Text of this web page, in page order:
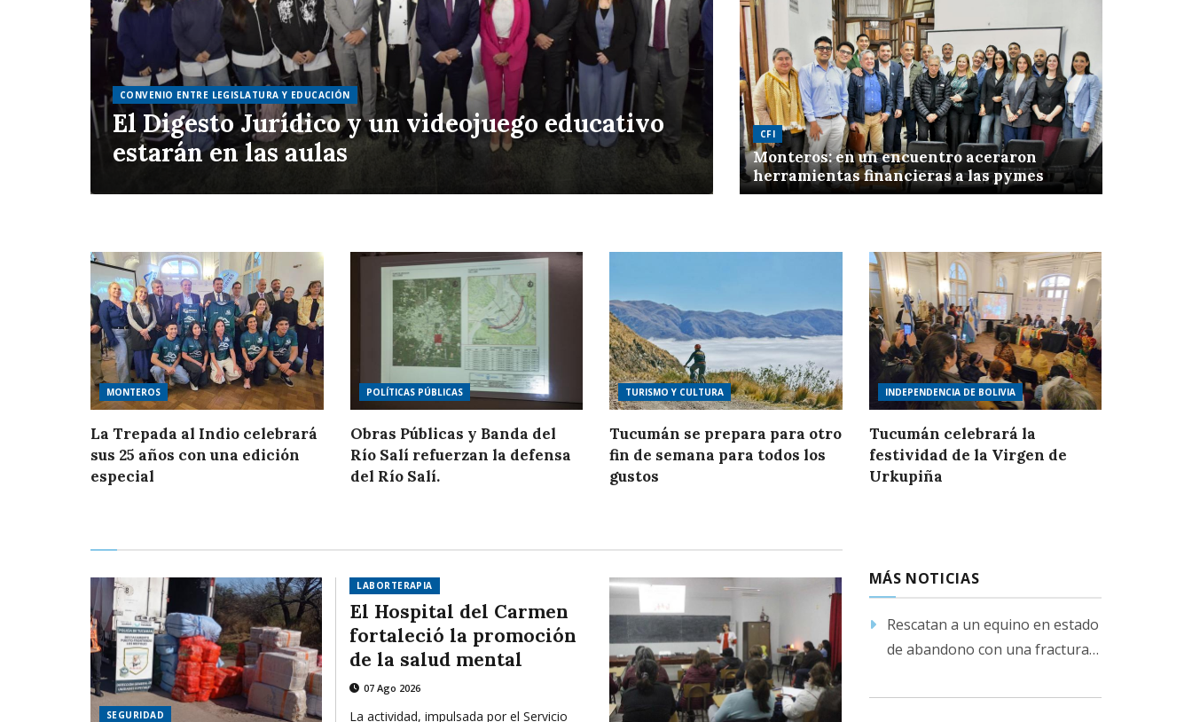
CONVENIO ENTRE LEGISLATURA Y EDUCACIÓN
El Digesto Jurídico y un videojuego educativo
estarán en las aulas
CFI
Monteros: en un encuentro aceraron
herramientas financieras a las pymes
MONTEROS
La Trepada al Indio celebrará
sus 25 años con una edición
especial
POLÍTICAS PÚBLICAS
Obras Públicas y Banda del
Río Salí refuerzan la defensa
del Río Salí.
TURISMO Y CULTURA
Tucumán se prepara para otro
fin de semana para todos los
gustos
INDEPENDENCIA DE BOLIVIA
Tucumán celebrará la
festividad de la Virgen de
Urkupiña
SEGURIDAD
LABORTERAPIA
El Hospital del Carmen
fortaleció la promoción
de la salud mental
07 Ago 2026
La actividad, impulsada por el Servicio
MÁS NOTICIAS
Rescatan a un equino en estado
de abandono con una fractura